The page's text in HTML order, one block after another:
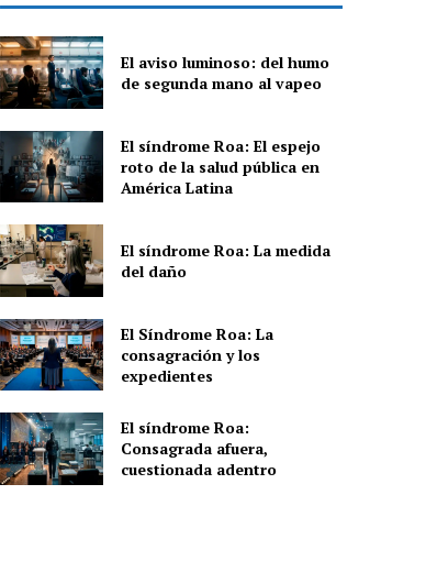
El aviso luminoso: del humo
de segunda mano al vapeo
El síndrome Roa: El espejo
roto de la salud pública en
América Latina
El síndrome Roa: La medida
del daño
El Síndrome Roa: La
consagración y los
expedientes
El síndrome Roa:
Consagrada afuera,
cuestionada adentro